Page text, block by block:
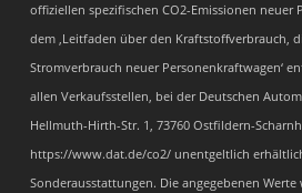
offiziellen spezifischen CO2-Emissionen neuer
dem ‚Leitfaden über den Kraftstoffverbrauch,
Stromverbrauch neuer Personenkraftwagen‘
allen Verkaufsstellen, bei der Deutschen
Hellmuth-Hirth-Str. 1, 73760 Ostfildern-
https://www.dat.de/co2/ unentgeltlich
Sonderausstattungen. Die angegebenen